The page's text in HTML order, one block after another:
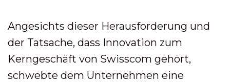
Angesichts dieser Herausforderung und
der Tatsache, dass Innovation zum
Kerngeschäft von Swisscom gehört,
schwebte dem Unternehmen eine